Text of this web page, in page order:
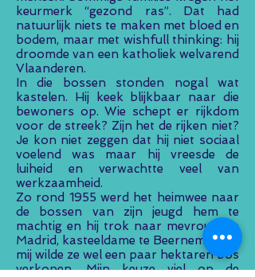
keurmerk “gezond ras”. Dat had
natuurlijk niets te maken met bloed en
bodem, maar met wishfull thinking: hij
droomde van een katholiek welvarend
Vlaanderen.
In die bossen stonden nogal wat
kastelen. Hij keek blijkbaar naar die
bewoners op. Wie schept er rijkdom
voor de streek? Zijn het de rijken niet?
Je kon niet zeggen dat hij niet sociaal
voelend was maar hij vreesde de
luiheid en verwachtte veel van
werkzaamheid.
Zo rond 1955 werd het heimwee naar
de bossen van zijn jeugd hem te
machtig en hij trok naar mevrouw de
Madrid, kasteeldame te Beernem. “Aan
mij wilde ze wel een paar hektaren bos
verkopen. Mijn keuze viel op de